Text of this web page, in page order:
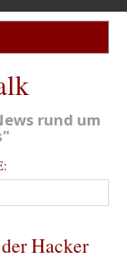
rund um
Hacker